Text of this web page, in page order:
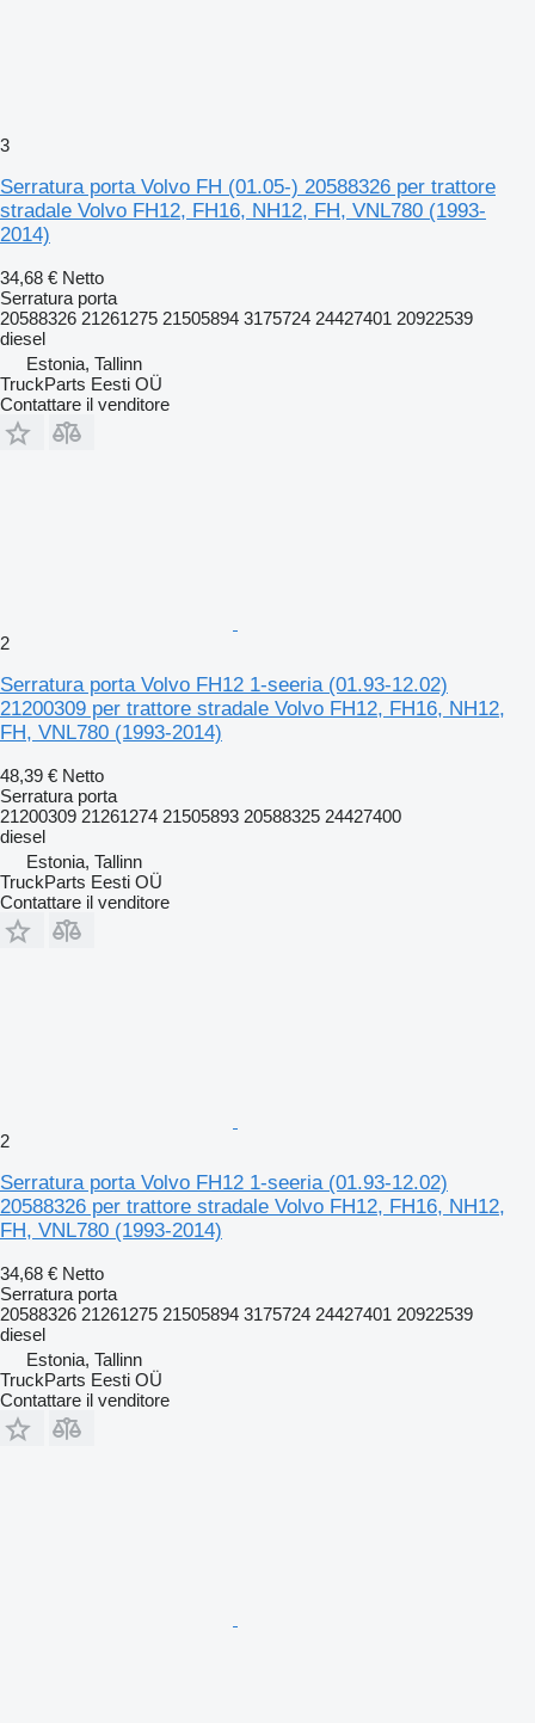
3
Serratura porta Volvo FH (01.05-) 20588326 per trattore
stradale Volvo FH12, FH16, NH12, FH, VNL780 (1993-
2014)
34,68 € Netto
Serratura porta
20588326 21261275 21505894 3175724 24427401 20922539
diesel
Estonia, Tallinn
TruckParts Eesti OÜ
Contattare il venditore
2
Serratura porta Volvo FH12 1-seeria (01.93-12.02)
21200309 per trattore stradale Volvo FH12, FH16, NH12,
FH, VNL780 (1993-2014)
48,39 € Netto
Serratura porta
21200309 21261274 21505893 20588325 24427400
diesel
Estonia, Tallinn
TruckParts Eesti OÜ
Contattare il venditore
2
Serratura porta Volvo FH12 1-seeria (01.93-12.02)
20588326 per trattore stradale Volvo FH12, FH16, NH12,
FH, VNL780 (1993-2014)
34,68 € Netto
Serratura porta
20588326 21261275 21505894 3175724 24427401 20922539
diesel
Estonia, Tallinn
TruckParts Eesti OÜ
Contattare il venditore